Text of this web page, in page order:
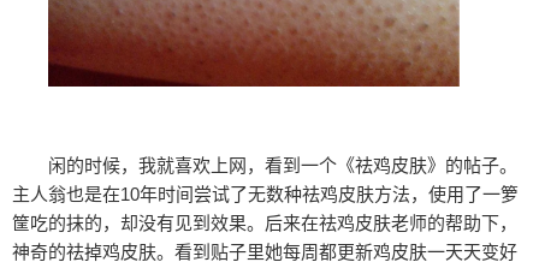
闲的时候，我就喜欢上网，看到一个《祛鸡皮肤》的帖子。
主人翁也是在10年时间尝试了无数种祛鸡皮肤方法，使用了一箩
筐吃的抹的，却没有见到效果。后来在祛鸡皮肤老师的帮助下，
神奇的祛掉鸡皮肤。看到贴子里她每周都更新鸡皮肤一天天变好